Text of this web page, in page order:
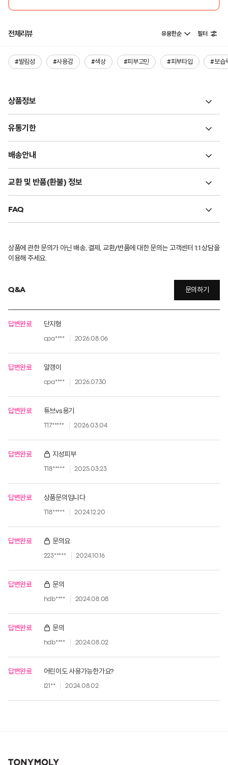
전체리뷰 유용한순 필터
#발림성 #사용감 #색상 #피부고민 #피부타입 #보습
상품정보
유통기한
배송안내
교환 및 반품(환불) 정보
FAQ
상품에 관한 문의가 아닌 배송, 결제, 교환/반품에 대한 문의는 고객센터 1:1 상담을
이용해 주세요.
Q&A 문의하기
답변완료 단지형
cpa**** 2026.08.06
답변완료 알갱이
cpa**** 2026.07.30
답변완료 튜브vs용기
T17***** 2026.03.04
답변완료 지성피부
T18***** 2025.03.23
답변완료 상품문의입니다
T18***** 2024.12.20
답변완료 문의요
223***** 2024.10.16
답변완료 문의
hdb**** 2024.08.08
답변완료 문의
hdb**** 2024.08.02
답변완료 어린이도 사용가능한가요?
l21** 2024.08.02